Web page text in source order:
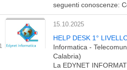
seguenti conoscenze:
15.10.2025
HELP DESK 1°
Informatica -
Calabria)
La EDYNET